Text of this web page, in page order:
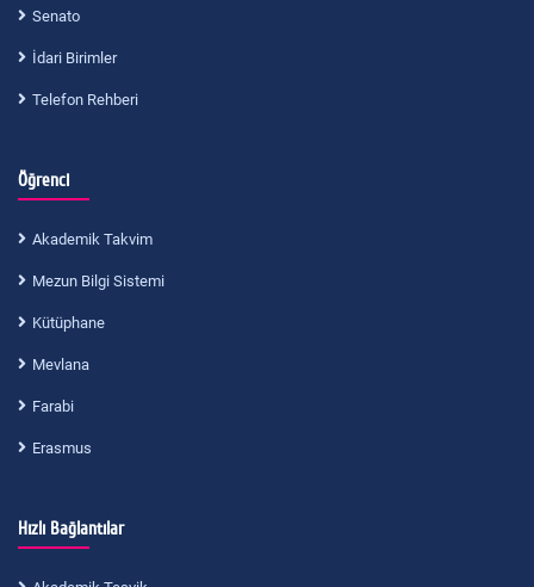
Senato
İdari Birimler
Telefon Rehberi
Öğrenci
Akademik Takvim
Mezun Bilgi Sistemi
Kütüphane
Mevlana
Farabi
Erasmus
Hızlı Bağlantılar